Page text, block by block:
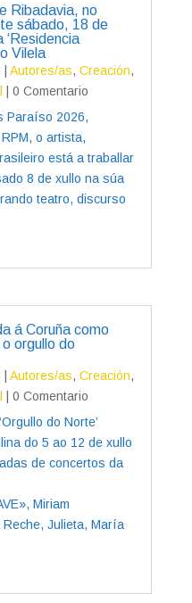
Ribadavia, no
sábado, 18 de
Vilela
Autores/as, Creación,
| 0 Comentario
Paraíso 2026,
o artista,
está a traballar
8 de xullo na súa
teatro, discurso
á Coruña como
orgullo do
Autores/as, Creación,
| 0 Comentario
do Norte’
do 5 ao 12 de xullo
de concertos da
Miriam
Julieta, María